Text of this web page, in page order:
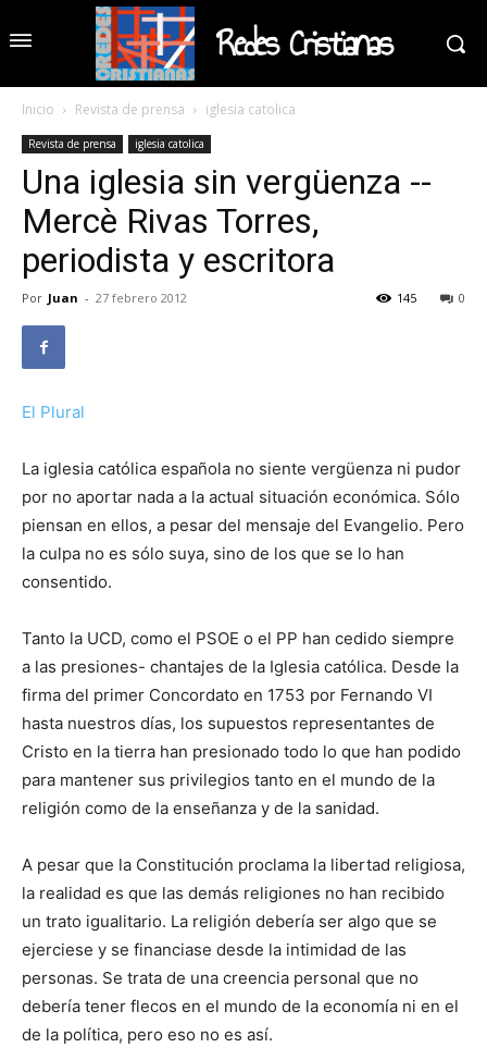
Redes Cristianas
Inicio Revista de prensa iglesia catolica
Revista de prensa iglesia catolica
Una iglesia sin vergüenza --
Mercè Rivas Torres,
periodista y escritora
Por Juan - 27 febrero 2012 0
145
El Plural
La iglesia católica española no siente vergüenza ni pudor
por no aportar nada a la actual situación económica. Sólo
piensan en ellos, a pesar del mensaje del Evangelio. Pero
la culpa no es sólo suya, sino de los que se lo han
consentido.
Tanto la UCD, como el PSOE o el PP han cedido siempre
a las presiones- chantajes de la Iglesia católica. Desde la
firma del primer Concordato en 1753 por Fernando VI
hasta nuestros días, los supuestos representantes de
Cristo en la tierra han presionado todo lo que han podido
para mantener sus privilegios tanto en el mundo de la
religión como de la enseñanza y de la sanidad.
A pesar que la Constitución proclama la libertad religiosa,
la realidad es que las demás religiones no han recibido
un trato igualitario. La religión debería ser algo que se
ejerciese y se financiase desde la intimidad de las
personas. Se trata de una creencia personal que no
debería tener flecos en el mundo de la economía ni en el
de la política, pero eso no es así.